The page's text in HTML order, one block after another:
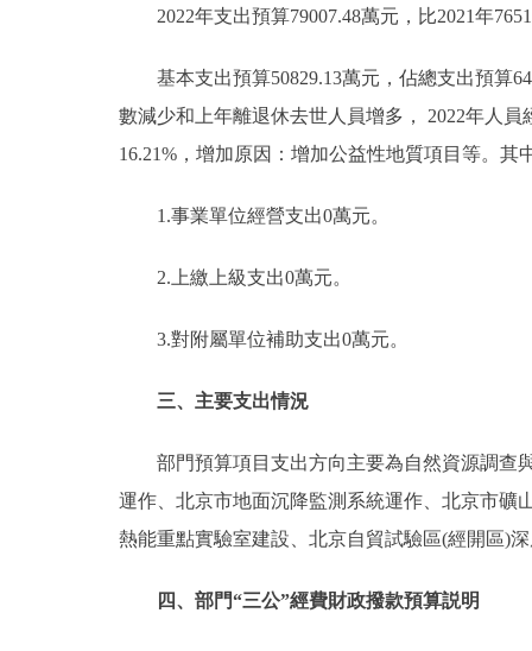
2022年支出預算79007.48萬元，比2021年
基本支出預算50829.13萬元，佔總支出預算
數減少和上年離退休去世人員增多， 2022年人員
16.21%，增加原因：增加公益性地質項目等。其
1.事業單位經營支出0萬元。
2.上繳上級支出0萬元。
3.對附屬單位補助支出0萬元。
三、主要支出情況
部門預算項目支出方向主要為自然資源調查與
運作、北京市地面沉降監測系統運作、北京市礦
熱能重點實驗室建設、北京自貿試驗區(經開區)
四、部門“三公”經費財政撥款預算説明